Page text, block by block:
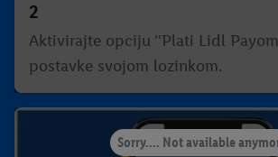
2
Aktivirajte opciju ''Plati Lidl
postavke svojom lozinkom.
Sorry.... Not available